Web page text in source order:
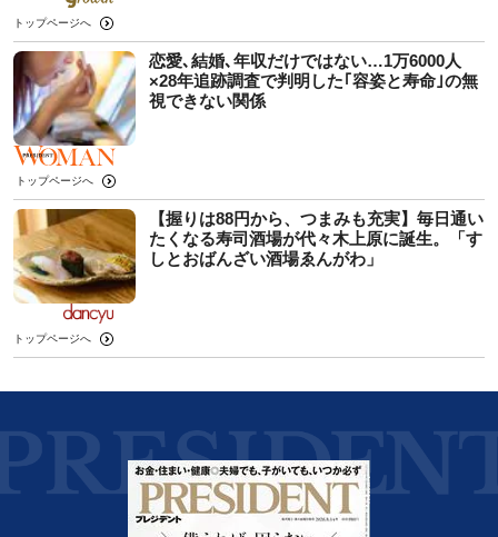
トップページへ
恋愛､結婚､年収だけではない…1万6000人
×28年追跡調査で判明した｢容姿と寿命｣の無
視できない関係
トップページへ
【握りは88円から、つまみも充実】毎日通い
たくなる寿司酒場が代々木上原に誕生。「す
しとおばんざい酒場ゑんがわ」
トップページへ